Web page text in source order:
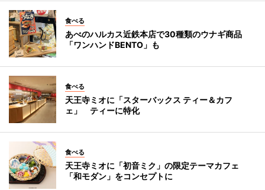
食べる
あべのハルカス近鉄本店で30種類のウナギ商品
「ワンハンドBENTO」も
食べる
天王寺ミオに「スターバックス ティー＆カフ
ェ」 ティーに特化
食べる
天王寺ミオに「初音ミク」の限定テーマカフェ
「和モダン」をコンセプトに